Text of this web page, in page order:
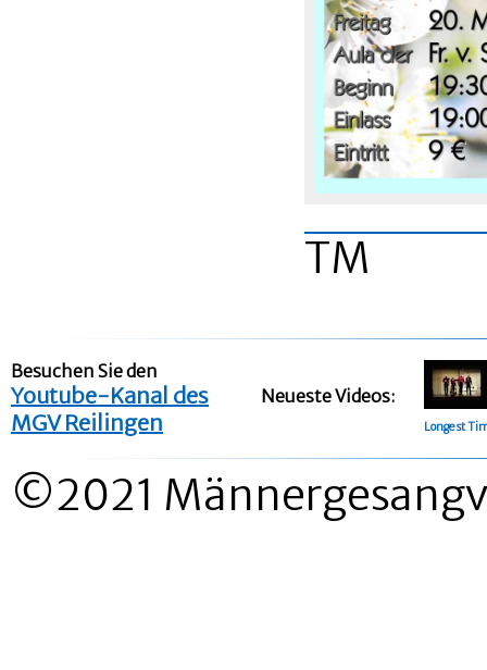
TM
Besuchen Sie den
Youtube-Kanal des
MGV Reilingen
Neueste Videos:
Longest
©2021